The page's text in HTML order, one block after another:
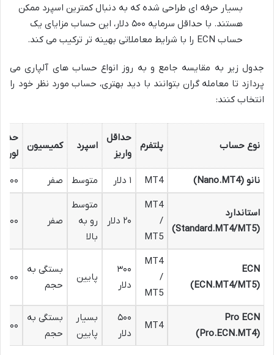
بسیار حرفه ای طراحی شده که به دنبال کمترین اسپرد ممکن
هستند. با حداقل سرمایه ۵۰۰ دلار، این حساب مزایای یک
حساب ECN را با شرایط معاملاتی بهینه تر ترکیب می کند.
جدول زیر به مقایسه جامع و به روز انواع حساب های آلپاری می
پردازد تا معامله گران بتوانند با دید بهتری، حساب مورد نظر خود را
انتخاب کنند:
نوع حساب پلتفرم
حداقل
واریز
اسپرد کمیسیون
نانو (Nano.MT4) MT4 ۱ دلار متوسط صفر ۱:۵۰۰
استاندارد
(Standard.MT4/MT5)
MT4
/
MT5
۲۰ دلار
متوسط
رو به
بالا
صفر
ECN
(ECN.MT4/MT5)
MT4
/
MT5
۳۰۰
دلار
پایین
بستگی به
حجم
۱:۵۰۰
Pro ECN
(Pro.ECN.MT4)
MT4
۵۰۰
دلار
بسیار
پایین
بستگی به
حجم
۱:۳۰۰